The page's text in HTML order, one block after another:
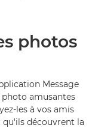
photos
Message
photo amusantes
les à vos amis
découvrent la